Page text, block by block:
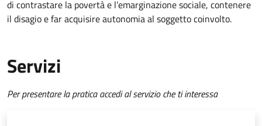
di contrastare la povertà e l’emarginazione sociale, contenere
il disagio e far acquisire autonomia al soggetto coinvolto.
Servizi
Per presentare la pratica accedi al servizio che ti interessa